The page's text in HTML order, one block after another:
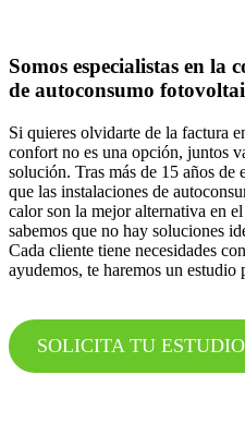
Somos especialistas en la
de autoconsumo
Si quieres olvidarte de la factura
confort no es una opción, juntos
solución. Tras más de 15 años
que las instalaciones de
calor son la mejor alternativa en
sabemos que no hay soluciones
Cada cliente tiene necesidades
ayudemos, te haremos un estudio
SOLICITA TU